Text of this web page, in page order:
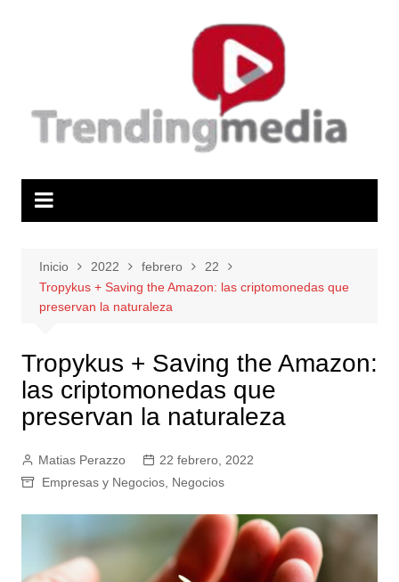
Inicio 2022 febrero
22
Tropykus + Saving the Amazon: las criptomonedas que
preservan la naturaleza
Tropykus + Saving the Amazon:
las criptomonedas que
preservan la naturaleza
Matias Perazzo
22 febrero, 2022
Empresas y Negocios, Negocios